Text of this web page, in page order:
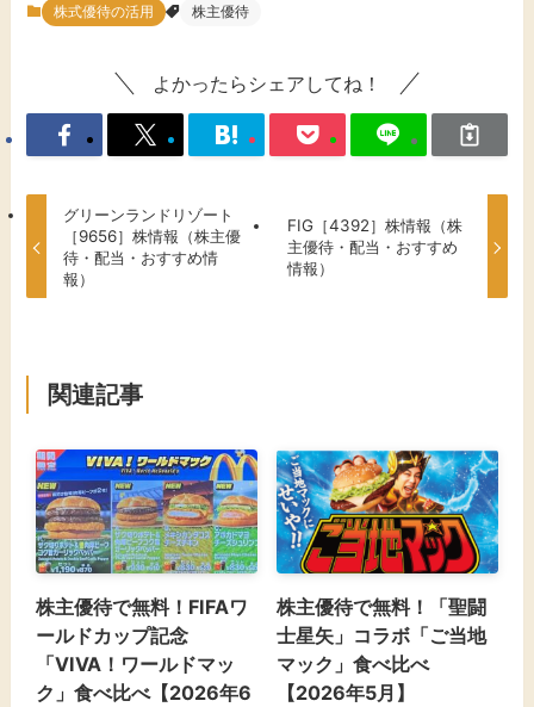
株式優待の活用 株主優待
よかったらシェアしてね！
グリーンランドリゾート
［9656］株情報（株主優
待・配当・おすすめ情
報）
FIG［4392］株情報（株
主優待・配当・おすすめ
情報）
関連記事
株主優待で無料！FIFAワ
ールドカップ記念
「VIVA！ワールドマッ
ク」食べ比べ【2026年6
株主優待で無料！「聖闘
士星矢」コラボ「ご当地
マック」食べ比べ
【2026年5月】